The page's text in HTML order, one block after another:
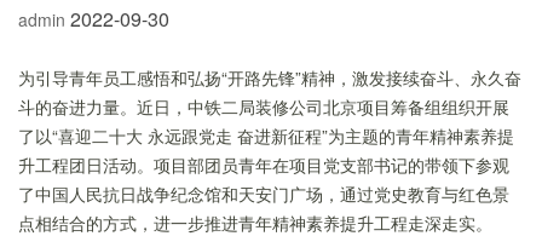
admin 2022-09-30
为引导青年员工感悟和弘扬“开路先锋”精神，激发接续奋斗、永久奋
斗的奋进力量。近日，中铁二局装修公司北京项目筹备组组织开展
了以“喜迎二十大 永远跟党走 奋进新征程”为主题的青年精神素养提
升工程团日活动。项目部团员青年在项目党支部书记的带领下参观
了中国人民抗日战争纪念馆和天安门广场，通过党史教育与红色景
点相结合的方式，进一步推进青年精神素养提升工程走深走实。